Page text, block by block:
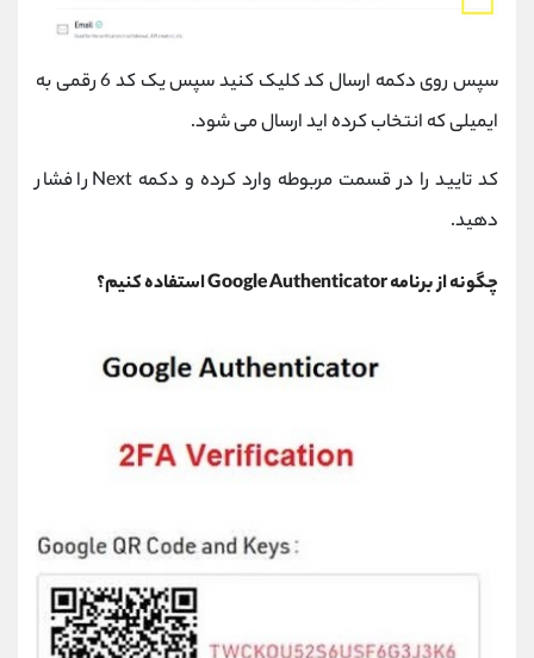
سپس روی دکمه ارسال کد کلیک کنید سپس یک کد 6 رقمی به
ایمیلی که انتخاب کرده اید ارسال می شود.
کد تایید را در قسمت مربوطه وارد کرده و دکمه Next را فشار
دهید.
چگونه از برنامه Google Authenticator استفاده کنیم؟